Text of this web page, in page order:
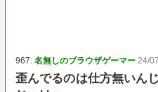
967:名無しのブラウザゲーマー 24/
歪んでるのは仕方無いん